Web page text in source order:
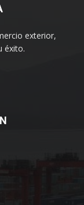
exterior,
éxito.